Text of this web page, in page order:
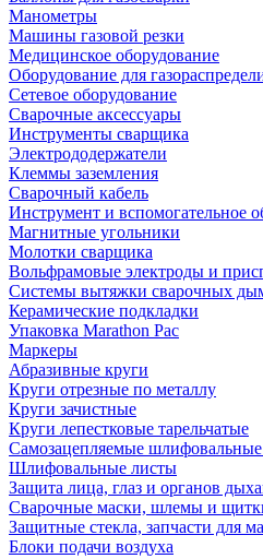
Манометры
Машины газовой резки
Медицинское оборудование
Оборудование для
Сетевое оборудование
Сварочные аксессуары
Инструменты сварщика
Электрододержатели
Клеммы заземления
Сварочный кабель
Инструмент и вспомогательное
Магнитные угольники
Молотки сварщика
Вольфрамовые электроды и
Системы вытяжки сварочных
Керамические подкладки
Упаковка Marathon Pac
Маркеры
Абразивные круги
Круги отрезные по металлу
Круги зачистные
Круги лепестковые тарельчатые
Самозацепляемые шлифовальные
Шлифовальные листы
Защита лица, глаз и органов
Сварочные маски, шлемы и
Защитные стекла, запчасти для
Блоки подачи воздуха